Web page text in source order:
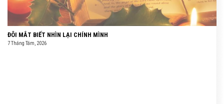
ĐÔI MẮT BIẾT NHÌN LẠI CHÍNH MÌNH
7 Tháng Tám, 2026